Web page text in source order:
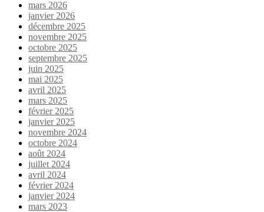
mars 2026
janvier 2026
décembre 2025
novembre 2025
octobre 2025
septembre 2025
juin 2025
mai 2025
avril 2025
mars 2025
février 2025
janvier 2025
novembre 2024
octobre 2024
août 2024
juillet 2024
avril 2024
février 2024
janvier 2024
mars 2023